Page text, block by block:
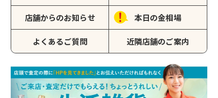
店舗からのお知らせ 本日の金相場
よくあるご質問 近隣店舗のご案内